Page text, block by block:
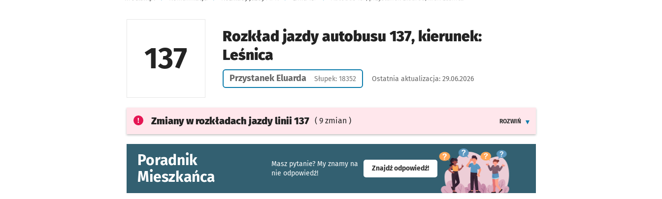
137
Rozkład jazdy autobusu 137, kierunek:
Leśnica
Przystanek Eluarda Słupek: 18352 Ostatnia aktualizacja: 29.06.2026
Zmiany w rozkładach jazdylinii 137 ( 9 zmian )
ROZWIŃ
Poradnik
Mieszkańca
Masz pytanie? My znamy na
nie odpowiedź!
Znajdź odpowiedź!- otworzy się w nowej karcie